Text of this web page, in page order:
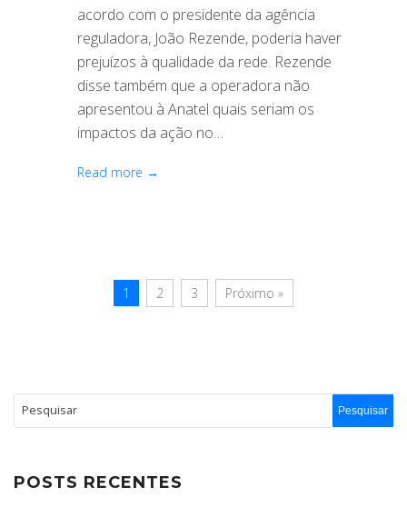
acordo com o presidente da agência
reguladora, João Rezende, poderia haver
prejuízos à qualidade da rede. Rezende
disse também que a operadora não
apresentou à Anatel quais seriam os
impactos da ação no…
Read more →
1 2 3 Próximo »
POSTS RECENTES